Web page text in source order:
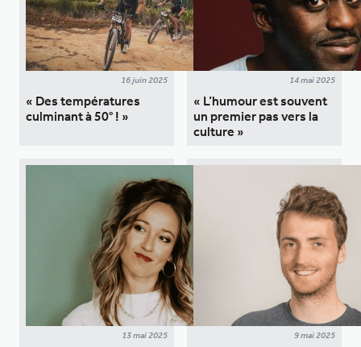
16 juin 2025
« Des températures
culminant à 50° ! »
14 mai 2025
« L’humour est souvent
un premier pas vers la
culture »
13 mai 2025 9 mai 2025